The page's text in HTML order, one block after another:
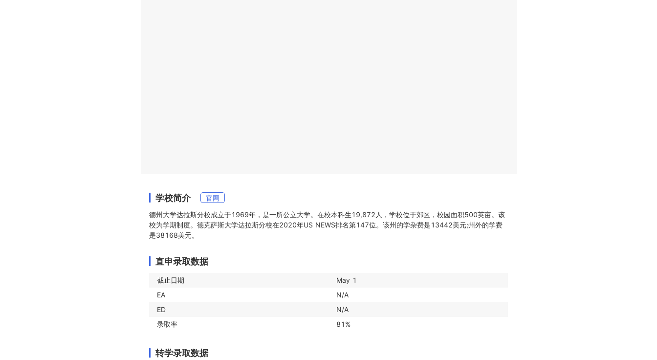
学校简介
官网
德州大学达拉斯分校成立于1969年，是一所公立大学。在校本科生19,872人，学校位于郊区，校园面积500英亩。该
校为学期制度。德克萨斯大学达拉斯分校在2020年US NEWS排名第147位。该州的学杂费是13442美元;州外的学费
是38168美元。
直申录取数据
截止日期
May 1
EA
N/A
ED
N/A
录取率
81%
转学录取数据